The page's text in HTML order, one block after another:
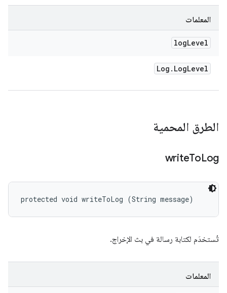
المعلمات
logLevel
Log . LogLevel
الطرق المحمية
writeToLog
protected void writeToLog (String message)
تُستخدَم لكتابة رسالة في بث الإخراج.
المعلمات